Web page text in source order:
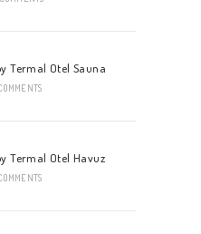
Termal Otel Sauna
Termal Otel Havuz